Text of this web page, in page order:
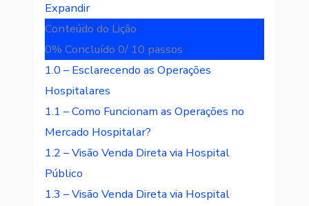
Expandir
Conteúdo do Lição
0% Concluído0/ 10 passos
1.0 – Esclarecendo as Operações
Hospitalares
1.1 – Como Funcionam as Operações no
Mercado Hospitalar?
1.2 – Visão Venda Direta via Hospital
Público
1.3 – Visão Venda Direta via Hospital